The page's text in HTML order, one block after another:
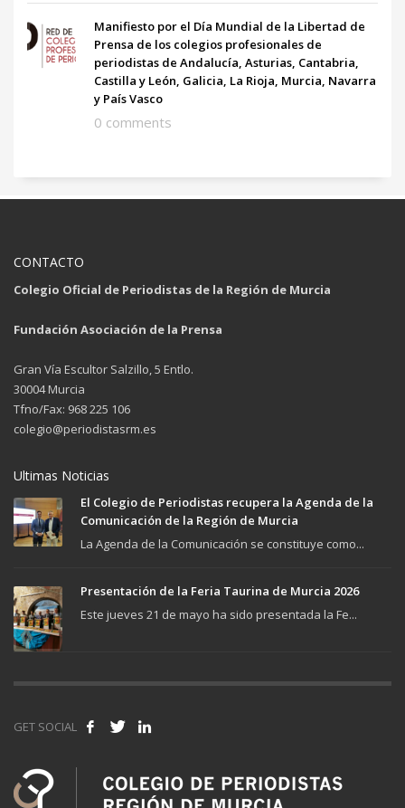
Manifiesto por el Día Mundial de la Libertad de
Prensa de los colegios profesionales de
periodistas de Andalucía, Asturias, Cantabria,
Castilla y León, Galicia, La Rioja, Murcia, Navarra
y País Vasco
0 comments
CONTACTO
Colegio Oficial de Periodistas de la Región de Murcia
Fundación Asociación de la Prensa
Gran Vía Escultor Salzillo, 5 Entlo.
30004 Murcia
Tfno/Fax: 968 225 106
colegio@periodistasrm.es
Ultimas Noticias
El Colegio de Periodistas recupera la Agenda de la
Comunicación de la Región de Murcia
La Agenda de la Comunicación se constituye como...
Presentación de la Feria Taurina de Murcia 2026
Este jueves 21 de mayo ha sido presentada la Fe...
GET SOCIAL